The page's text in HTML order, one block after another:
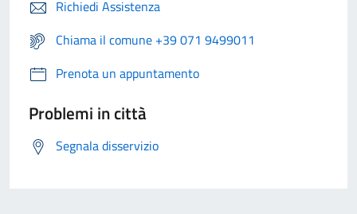
Richiedi Assistenza
Chiama il comune +39 071 9499011
Prenota un appuntamento
Problemi in città
Segnala disservizio